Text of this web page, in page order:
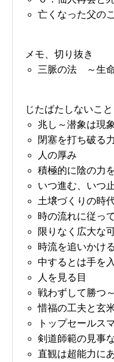
亡くなった父の
メモ、切り抜き
三脈の法 ～生
じたばたしないこ
兆し～潜象は現
閉塞を打ち破る
人の厚み
積極的に陰の力
いつ進む、いつ
土壌づくりの時
時の流れに従っ
限りなく広大な
時流を追いかけ
中するとは手を
人を見る目
戦わずして勝つ
惜福の工夫と玄
トップセールス
剣道師範の見事
直観は超能力に